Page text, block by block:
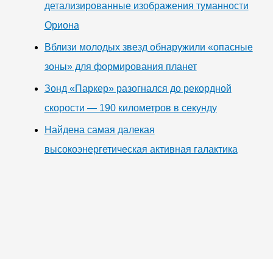
детализированные изображения туманности
Ориона
Вблизи молодых звезд обнаружили «опасные
зоны» для формирования планет
Зонд «Паркер» разогнался до рекордной
скорости — 190 километров в секунду
Найдена самая далекая
высокоэнергетическая активная галактика